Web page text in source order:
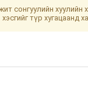
сонгуулийн хуулийн
хэсгийг түр хугацаанд